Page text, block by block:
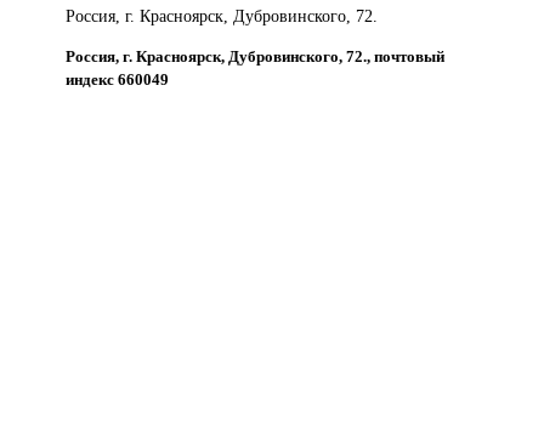
Россия, г. Красноярск, Дубровинского, 72.
Россия, г. Красноярск, Дубровинского, 72., почтовый
индекс 660049